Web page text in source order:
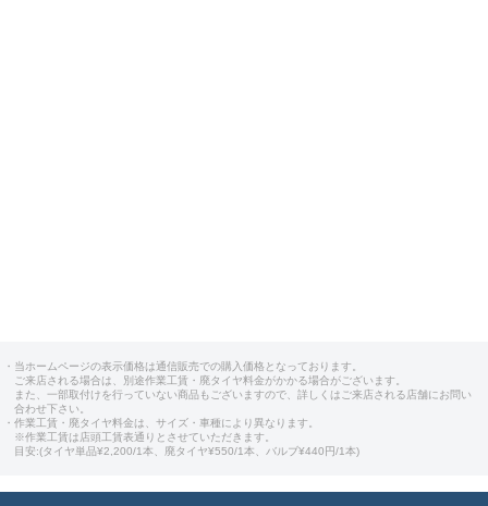
AMG
・当ホームページの表示価格は通信販売での購入価格となっております。
ご来店される場合は、別途作業工賃・廃タイヤ料金がかかる場合がございます。
また、一部取付けを行っていない商品もございますので、詳しくはご来店される店舗にお問い
合わせ下さい。
・作業工賃・廃タイヤ料金は、サイズ・車種により異なります。
※作業工賃は店頭工賃表通りとさせていただきます。
目安:(タイヤ単品¥2,200/1本、廃タイヤ¥550/1本、バルブ¥440円/1本)